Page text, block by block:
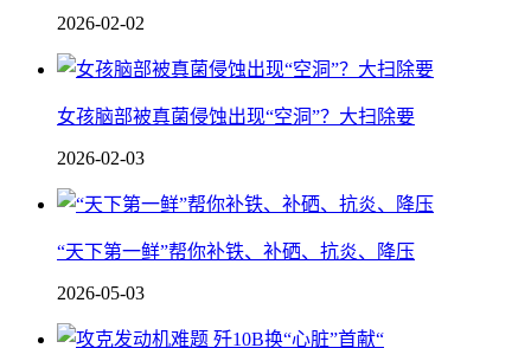
2026-02-02
女孩脑部被真菌侵蚀出现“空洞”？大扫除要
2026-02-03
“天下第一鲜”帮你补铁、补硒、抗炎、降压
2026-05-03